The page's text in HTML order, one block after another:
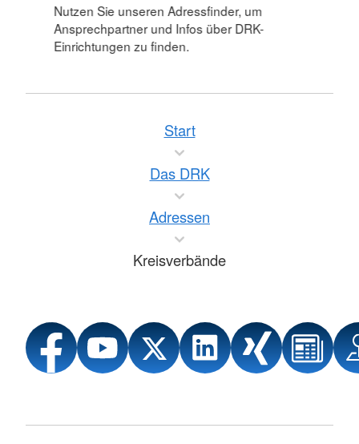
Nutzen Sie unseren Adressfinder, um
Ansprechpartner und Infos über DRK-
Einrichtungen zu finden.
Start
Das DRK
Adressen
Kreisverbände